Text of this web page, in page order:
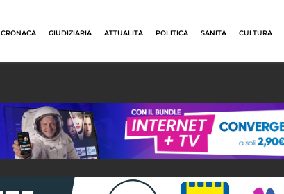
CRONACA GIUDIZIARIA ATTUALITÀ POLITICA SANITÀ CULTURA